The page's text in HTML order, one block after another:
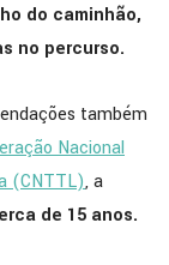
do caminhão,
no percurso.
também
Nacional
(CNTTL), a
de 15 anos.